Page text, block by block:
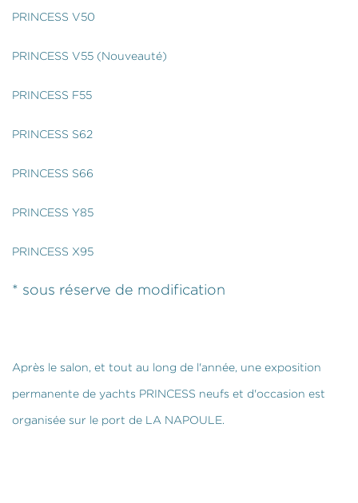
PRINCESS V50
PRINCESS V55 (Nouveauté)
PRINCESS F55
PRINCESS S62
PRINCESS S66
PRINCESS Y85
PRINCESS X95
* sous réserve de modification
Après le salon, et tout au long de l'année, une exposition
permanente de yachts PRINCESS neufs et d'occasion est
organisée sur le port de LA NAPOULE.